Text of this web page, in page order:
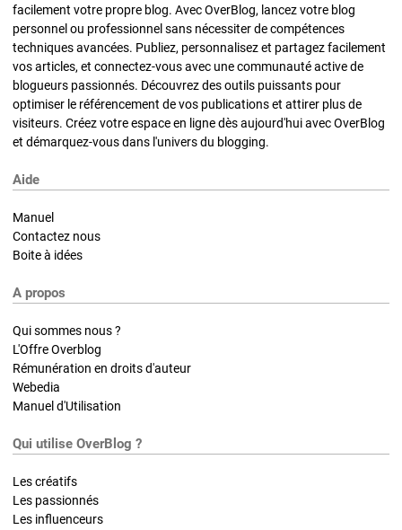
facilement votre propre blog. Avec OverBlog, lancez votre blog
personnel ou professionnel sans nécessiter de compétences
techniques avancées. Publiez, personnalisez et partagez facilement
vos articles, et connectez-vous avec une communauté active de
blogueurs passionnés. Découvrez des outils puissants pour
optimiser le référencement de vos publications et attirer plus de
visiteurs. Créez votre espace en ligne dès aujourd'hui avec OverBlog
et démarquez-vous dans l'univers du blogging.
Aide
Manuel
Contactez nous
Boite à idées
A propos
Qui sommes nous ?
L'Offre Overblog
Rémunération en droits d'auteur
Webedia
Manuel d'Utilisation
Qui utilise OverBlog ?
Les créatifs
Les passionnés
Les influenceurs